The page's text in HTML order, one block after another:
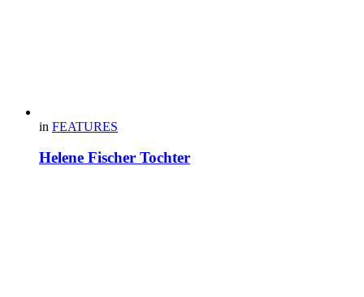
in FEATURES
Helene Fischer Tochter